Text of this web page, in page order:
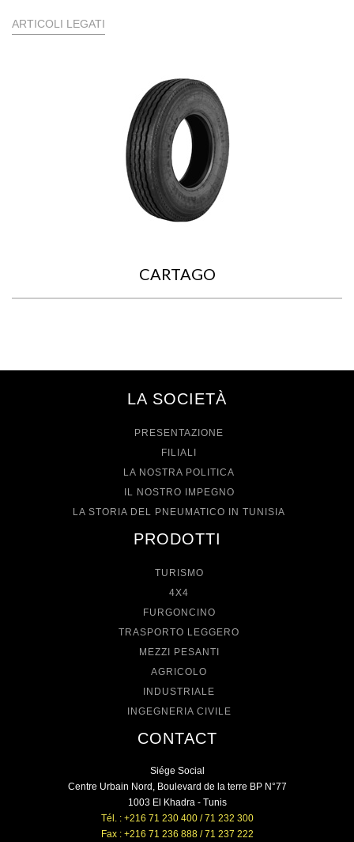
ARTICOLI LEGATI
CARTAGO
LA SOCIETÀ
PRESENTAZIONE
FILIALI
LA NOSTRA POLITICA
IL NOSTRO IMPEGNO
LA STORIA DEL PNEUMATICO IN TUNISIA
PRODOTTI
TURISMO
4X4
FURGONCINO
TRASPORTO LEGGERO
MEZZI PESANTI
AGRICOLO
INDUSTRIALE
INGEGNERIA CIVILE
CONTACT
Siége Social
Centre Urbain Nord, Boulevard de la terre BP N°77
1003 El Khadra - Tunis
Tél. : +216 71 230 400 / 71 232 300
Fax : +216 71 236 888 / 71 237 222